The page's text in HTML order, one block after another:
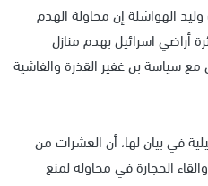
الهواشلة إن محاولة الهدم
أراضي اسرائيل بهدم منازل
مع سياسة بن غفير القذرة والفاشية
في بيان لها، أن العشرات من
الحجارة في محاولة لمنع